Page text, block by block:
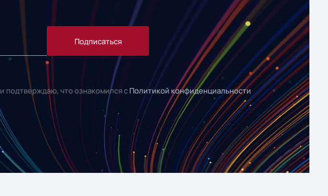
Подписаться
и подтверждаю, что ознакомился с Политикой конфиденциальности